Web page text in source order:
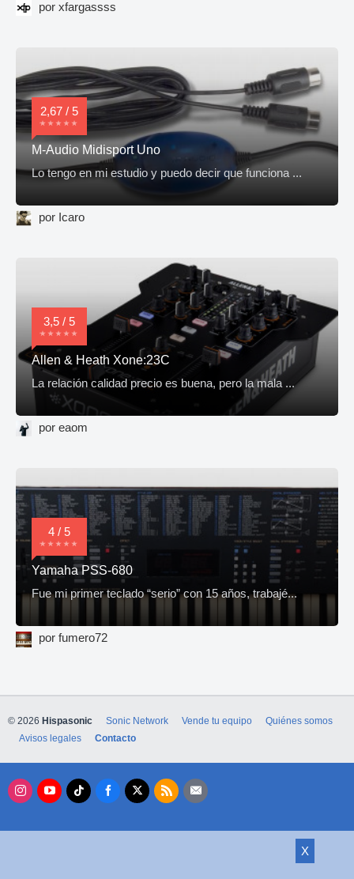
por xfargassss
2,67 / 5
M-Audio Midisport Uno
Lo tengo en mi estudio y puedo decir que funciona ...
por Icaro
3,5 / 5
Allen & Heath Xone:23C
La relación calidad precio es buena, pero la mala ...
por eaom
4 / 5
Yamaha PSS-680
Fue mi primer teclado “serio” con 15 años, trabajé...
por fumero72
X
© 2026 Hispasonic Sonic Network Vende tu equipo
Quiénes somos
Avisos legales
Contacto